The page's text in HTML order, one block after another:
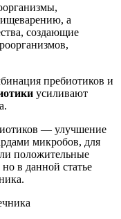
а
создающие
пребиотиков и
усиливают
— улучшение
микробов, для
положительные
в данной статье